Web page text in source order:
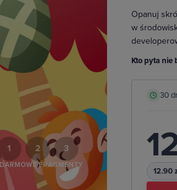
1 2 3
DARMOWE FRAGMENTY
Opanuj
w
Kto pyta nie
30
12.90